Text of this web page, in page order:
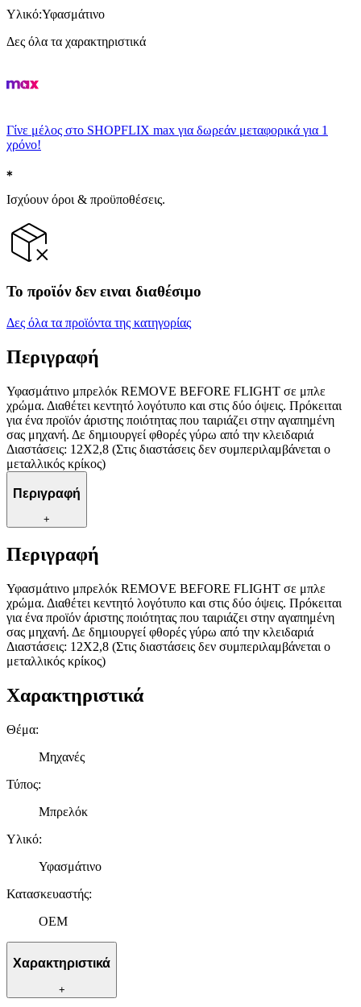
Υλικό:Υφασμάτινο
Δες όλα τα χαρακτηριστικά
Γίνε μέλος στο SHOPFLIX max για δωρεάν μεταφορικά για 1
χρόνο!
Ισχύουν όροι & προϋποθέσεις.
Το προϊόν δεν ειναι διαθέσιμο
Δες όλα τα προϊόντα της κατηγορίας
Περιγραφή
Υφασμάτινο μπρελόκ REMOVE BEFORE FLIGHT σε μπλε
χρώμα. Διαθέτει κεντητό λογότυπο και στις δύο όψεις. Πρόκειται
για ένα προϊόν άριστης ποιότητας που ταιριάζει στην αγαπημένη
σας μηχανή. Δε δημιουργεί φθορές γύρω από την κλειδαριά
Διαστάσεις: 12Χ2,8 (Στις διαστάσεις δεν συμπεριλαμβάνεται ο
μεταλλικός κρίκος)
Περιγραφή
+
Περιγραφή
Υφασμάτινο μπρελόκ REMOVE BEFORE FLIGHT σε μπλε
χρώμα. Διαθέτει κεντητό λογότυπο και στις δύο όψεις. Πρόκειται
για ένα προϊόν άριστης ποιότητας που ταιριάζει στην αγαπημένη
σας μηχανή. Δε δημιουργεί φθορές γύρω από την κλειδαριά
Διαστάσεις: 12Χ2,8 (Στις διαστάσεις δεν συμπεριλαμβάνεται ο
μεταλλικός κρίκος)
Χαρακτηριστικά
Θέμα:
Μηχανές
Τύπος:
Μπρελόκ
Υλικό:
Υφασμάτινο
Κατασκευαστής:
OEM
Χαρακτηριστικά
+